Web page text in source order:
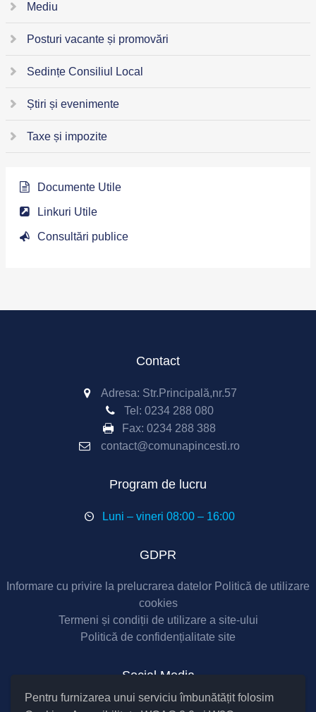
Pentru furnizarea unui serviciu îmbunătățit folosim
Mediu
Posturi vacante și promovări
Sedințe Consiliul Local
Știri și evenimente
Taxe și impozite
Documente Utile
Linkuri Utile
Consultări publice
Contact
Adresa: Str.Principală,nr.57
Tel: 0234 288 080
Fax: 0234 288 388
contact@comunapincesti.ro
Program de lucru
Luni – vineri 08:00 – 16:00
GDPR
Informare cu privire la prelucrarea datelor Politică de utilizare
cookies
Termeni și condiții de utilizare a site-ului
Politică de confidențialitate site
Social Media